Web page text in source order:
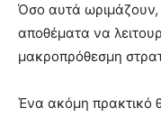
Όσο αυτά ωριμάζουν,
αποθέματα να
μακροπρόθεσμη
Ένα ακόμη πρακτικό